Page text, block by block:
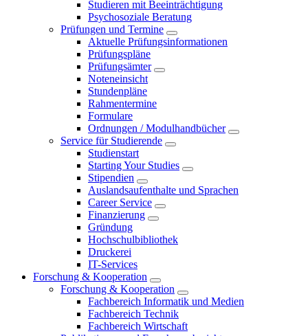
Studieren mit Beeinträchtigung
Psychosoziale Beratung
Prüfungen und Termine
Aktuelle Prüfungsinformationen
Prüfungspläne
Prüfungsämter
Noteneinsicht
Stundenpläne
Rahmentermine
Formulare
Ordnungen / Modulhandbücher
Service für Studierende
Studienstart
Starting Your Studies
Stipendien
Auslandsaufenthalte und Sprachen
Career Service
Finanzierung
Gründung
Hochschulbibliothek
Druckerei
IT-Services
Forschung & Kooperation
Forschung & Kooperation
Fachbereich Informatik und Medien
Fachbereich Technik
Fachbereich Wirtschaft